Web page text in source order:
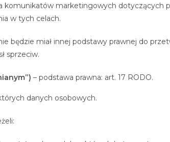
marketingowych dotyczących
w tych celach.
będzie miał innej podstawy prawnej do
sprzeciw.
– podstawa prawna: art. 17 RODO.
danych osobowych.